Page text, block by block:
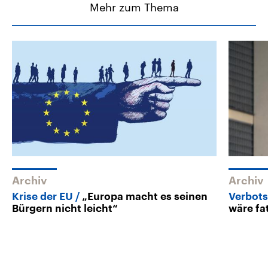
Mehr zum Thema
Archiv
Krise der EU
„Europa macht es seinen
Bürgern nicht leicht“
Archiv
wäre